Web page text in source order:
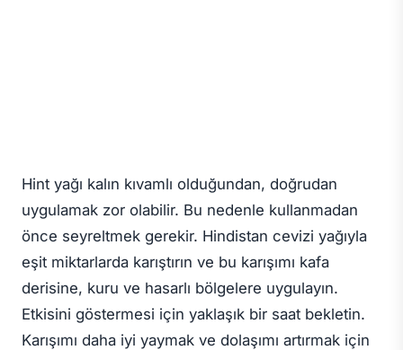
Hint yağı kalın kıvamlı olduğundan, doğrudan
uygulamak zor olabilir. Bu nedenle kullanmadan
önce seyreltmek gerekir. Hindistan cevizi yağıyla
eşit miktarlarda karıştırın ve bu karışımı kafa
derisine, kuru ve hasarlı bölgelere uygulayın.
Etkisini göstermesi için yaklaşık bir saat bekletin.
Karışımı daha iyi yaymak ve dolaşımı artırmak için